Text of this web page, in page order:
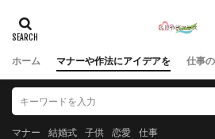
ホーム マナーや作法にアイデアを 仕事
マナー 結婚式 子供 恋愛 仕事